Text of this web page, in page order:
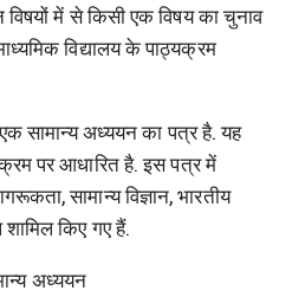
विषयों में से किसी एक विषय का चुनाव
विद्यालय के पाठ्यक्रम
सामान्य अध्ययन का पत्र है. यह
पर आधारित है. इस पत्र में
सामान्य विज्ञान, भारतीय
किए गए हैं.
अध्ययन